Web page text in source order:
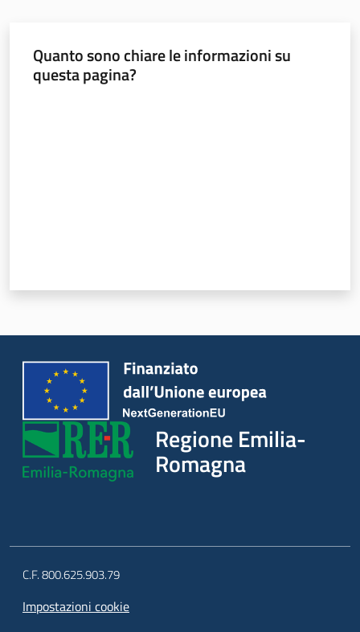
Quanto sono chiare le informazioni su
questa pagina?
Regione Emilia-
Romagna
C.F. 800.625.903.79
Impostazioni cookie